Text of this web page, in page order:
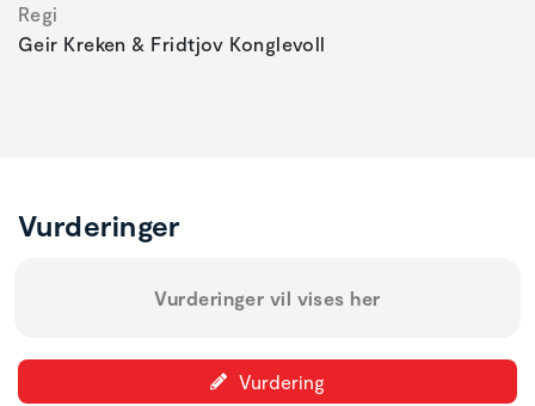
Regi
Geir Kreken & Fridtjov Konglevoll
Vurderinger
Vurderinger vil vises her
Vurdering